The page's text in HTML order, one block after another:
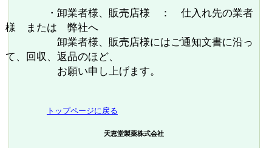
・卸業者様、販売店様 ： 仕入れ先の業者
様 または 弊社へ
卸業者様、販売店様にはご通知文書に沿っ
て、回収、返品のほど、
お願い申し上げます。
トップページに戻る
天恵堂製薬株式会社